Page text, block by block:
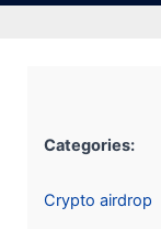
Categories:
Crypto airdrop